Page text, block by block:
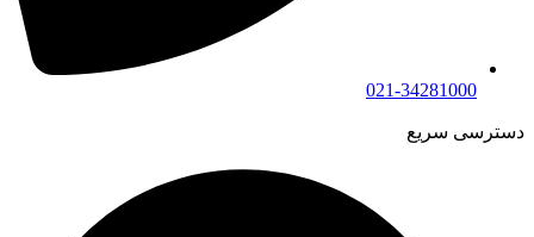
021-34281000
دسترسی سریع